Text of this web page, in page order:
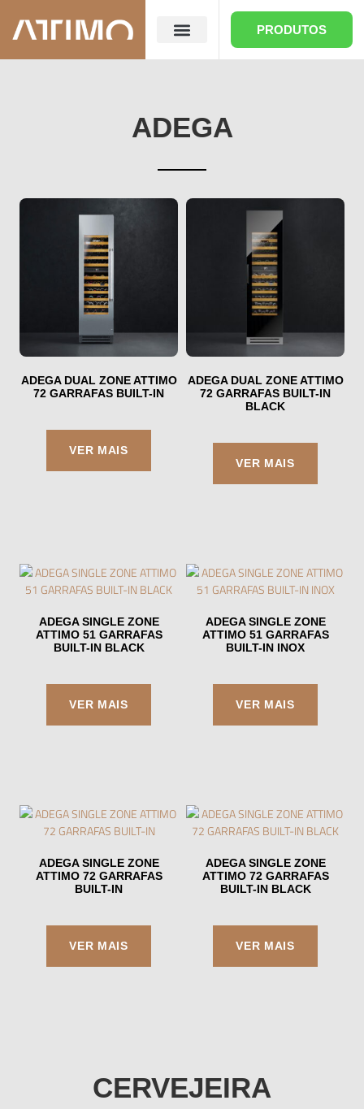
PRODUTOS
ADEGA
ADEGA DUAL ZONE ATTIMO
72 GARRAFAS BUILT-IN
ADEGA DUAL ZONE ATTIMO
72 GARRAFAS BUILT-IN
BLACK
ADEGA SINGLE ZONE
ATTIMO 51 GARRAFAS
BUILT-IN BLACK
ADEGA SINGLE ZONE
ATTIMO 51 GARRAFAS
BUILT-IN INOX
ADEGA SINGLE ZONE
ATTIMO 72 GARRAFAS
BUILT-IN
ADEGA SINGLE ZONE
ATTIMO 72 GARRAFAS
BUILT-IN BLACK
CERVEJEIRA